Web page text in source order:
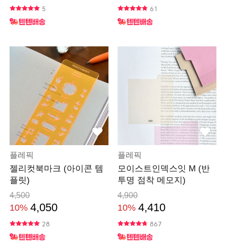
5 61
플레픽
젤리컷북마크 (아이콘 템
플릿)
4,500
10% 4,050
28
플레픽
모이스트인덱스잇 M (반
투명 점착 메모지)
4,900
10% 4,410
867